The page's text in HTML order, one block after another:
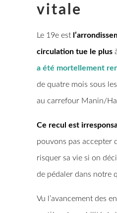
vitale
Le 19e est
circulation tue le plus
a été mortellement
de quatre mois sous
au carrefour Manin/
Ce recul est
pouvons pas accepter
risquer sa vie si on
de pédaler dans notre
Vu l’avancement des